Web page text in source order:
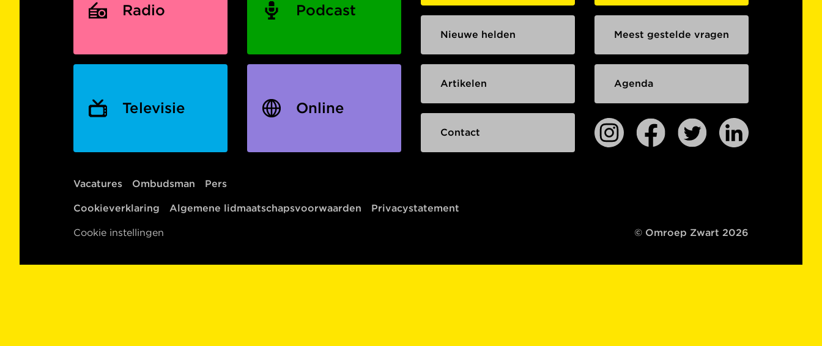
Radio Podcast
Televisie Online
Nieuwe helden Meest gestelde vragen
Artikelen Agenda
Contact
Vacatures Ombudsman Pers
Cookieverklaring Algemene lidmaatschapsvoorwaarden Privacystatement
Cookie instellingen © Omroep Zwart 2026